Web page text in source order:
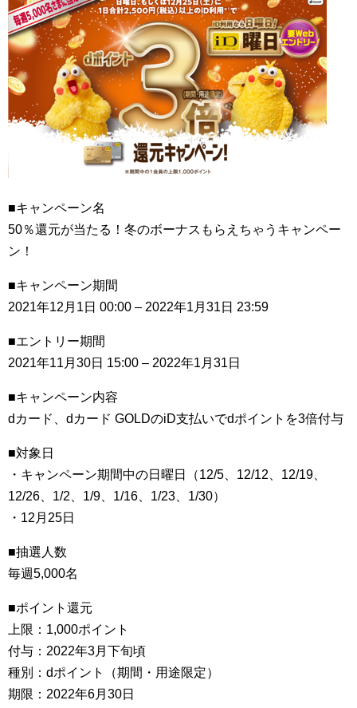
■キャンペーン名
50％還元が当たる！冬のボーナスもらえちゃうキャンペー
ン！
■キャンペーン期間
2021年12月1日 00:00 – 2022年1月31日 23:59
■エントリー期間
2021年11月30日 15:00 – 2022年1月31日
■キャンペーン内容
dカード、dカード GOLDのiD支払いでdポイントを3倍付与
■対象日
・キャンペーン期間中の日曜日（12/5、12/12、12/19、
12/26、1/2、1/9、1/16、1/23、1/30）
・12月25日
■抽選人数
毎週5,000名
■ポイント還元
上限：1,000ポイント
付与：2022年3月下旬頃
種別：dポイント（期間・用途限定）
期限：2022年6月30日